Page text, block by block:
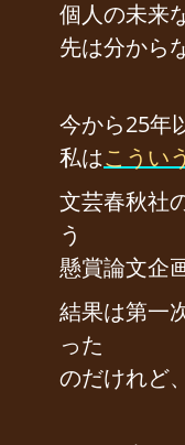
個人の未来
先は分から
今から25年
私はこうい
文芸春秋社
う
懸賞論文企
結果は第一
った
のだけれ